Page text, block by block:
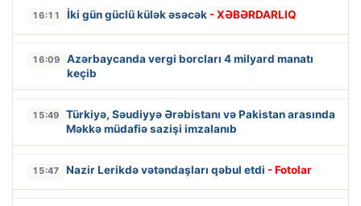
16:11 İki gün güclü külək əsəcək - XƏBƏRDARLIQ
16:09
Azərbaycanda vergi borcları 4 milyard manatı
keçib
15:49
Türkiyə, Səudiyyə Ərəbistanı və Pakistan arasında
Məkkə müdafiə sazişi imzalanıb
15:47 Nazir Lerikdə vətəndaşları qəbul etdi - Fotolar